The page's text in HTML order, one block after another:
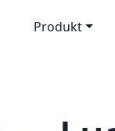
Produkt